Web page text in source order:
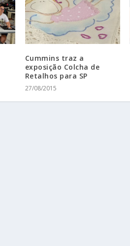
Cummins traz a
exposição Colcha de
Retalhos para SP
27/08/2015